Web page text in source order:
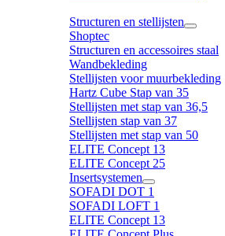
Structuren en stellijsten
Shoptec
Structuren en accessoires staal
Wandbekleding
Stellijsten voor muurbekleding
Hartz Cube Stap van 35
Stellijsten met stap van 36,5
Stellijsten stap van 37
Stellijsten met stap van 50
ELITE Concept 13
ELITE Concept 25
Insertsystemen
SOFADI DOT 1
SOFADI LOFT 1
ELITE Concept 13